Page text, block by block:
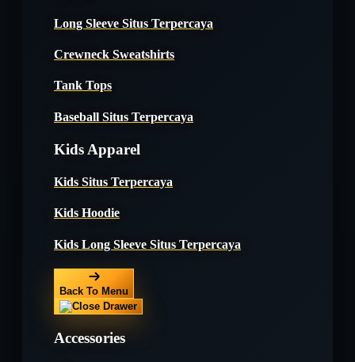
Long Sleeve Situs Terpercaya
Crewneck Sweatshirts
Tank Tops
Baseball Situs Terpercaya
Kids Apparel
Kids Situs Terpercaya
Kids Hoodie
Kids Long Sleeve Situs Terpercaya
Back To Menu
Accessories